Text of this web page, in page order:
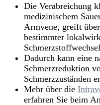
Die Verabreichung
medizinischem
Armvene, greift
bestimmter
Dadurch kann eine
Schmerzreduktion
Schmerzzuständen
Mehr über die
erfahren Sie beim